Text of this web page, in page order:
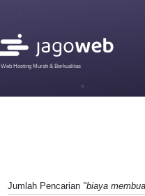
Web Hosting Murah & Berkualitas
Jumlah Pencarian "biaya